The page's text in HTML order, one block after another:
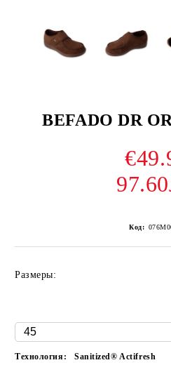
BEFADO DR
Код:
Размеры:
Технология: Sanitized® Actifresh